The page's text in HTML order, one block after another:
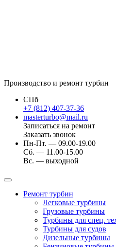
Производство и ремонт турбин
СПб
+7 (812) 407-37-36
masterturbo@mail.ru
Записаться на ремонт
Заказать звонок
Пн-Пт. — 09.00-19.00
Сб. — 11.00-15.00
Вс. — выходной
Ремонт турбин
Легковые турбины
Грузовые турбины
Турбины для спец.
Турбины для судов
Дизельные турбины